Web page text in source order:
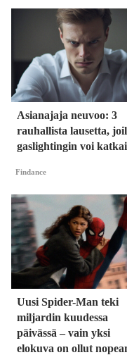
Asianajaja neuvoo: 3
rauhallista lausetta,
gaslightingin voi
Findance
Uusi Spider-Man teki
miljardin kuudessa
päivässä – vain yksi
elokuva on ollut